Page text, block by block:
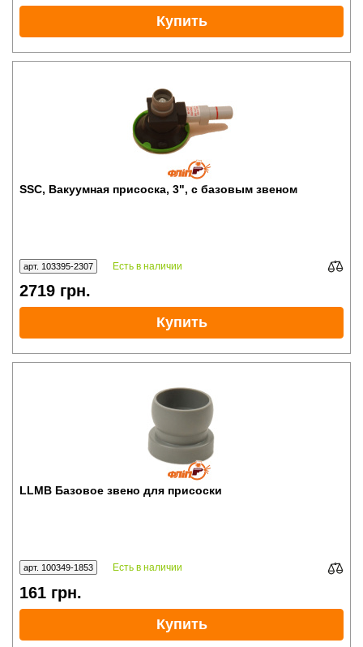
Купить
SSC, Вакуумная присоска, 3", с базовым звеном
арт. 103395-2307 Есть в наличии
2719 грн.
Купить
LLMB Базовое звено для присоcки
арт. 100349-1853 Есть в наличии
161 грн.
Купить